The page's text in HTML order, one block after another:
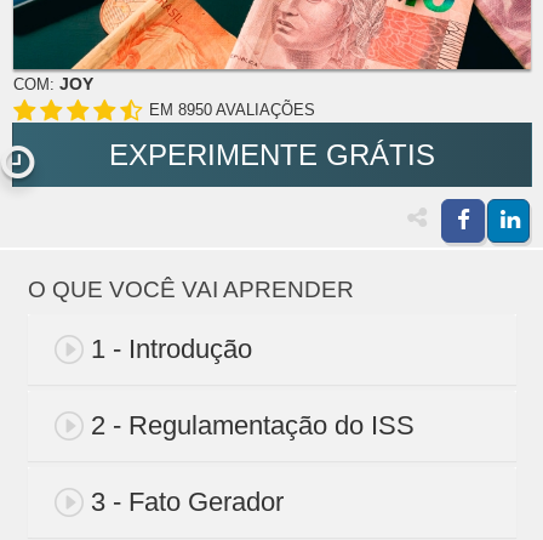
COM: JOY
EM 8950 AVALIAÇÕES
EXPERIMENTE GRÁTIS
O QUE VOCÊ VAI APRENDER
1 - Introdução
2 - Regulamentação do ISS
3 - Fato Gerador